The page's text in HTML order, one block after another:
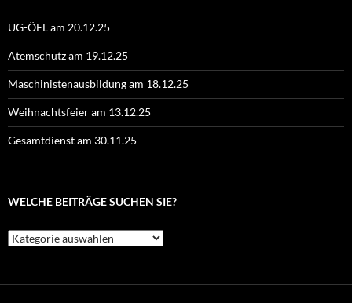
UG-ÖEL am 20.12.25
Atemschutz am 19.12.25
Maschinistenausbildung am 18.12.25
Weihnachtsfeier am 13.12.25
Gesamtdienst am 30.11.25
WELCHE BEITRÄGE SUCHEN SIE?
Welche
Beiträge